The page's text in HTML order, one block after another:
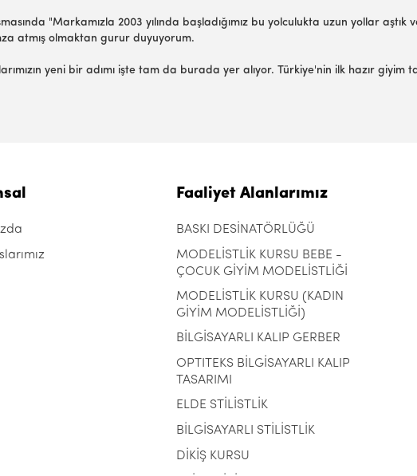
"Markamızla 2003 yılında başladığımız bu yolculukta uzun yollar
atmış olmaktan gurur duyuyorum.
yeni bir adımı işte tam da burada yer alıyor. Türkiye'nin ilk hazır
Faaliyet Alanlarımız
BASKI DESİNATÖRLÜĞÜ
MODELİSTLİK KURSU BEBE -
ÇOCUK GİYİM MODELİSTLİĞİ
MODELİSTLİK KURSU (KADIN
GİYİM MODELİSTLİĞİ)
BİLGİSAYARLI KALIP GERBER
OPTITEKS BİLGİSAYARLI KALIP
TASARIMI
ELDE STİLİSTLİK
BİLGİSAYARLI STİLİSTLİK
DİKİŞ KURSU